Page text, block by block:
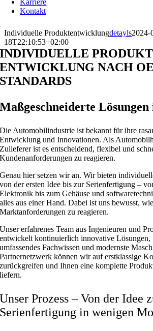
Karriere
Kontakt
Individuelle Produktentwicklungdetayls2024-
18T22:10:53+02:00
INDIVIDUELLE
ENTWICKLUNG NACH
STANDARDS
Maßgeschneiderte
Die Automobilindustrie ist bekannt für ihre
Entwicklung und Innovationen. Als
Zulieferer ist es entscheidend, flexibel und
Kundenanforderungen zu reagieren.
Genau hier setzen wir an. Wir bieten
von der ersten Idee bis zur Serienfertigung –
Elektronik bis zum Gehäuse und
alles aus einer Hand. Dabei ist uns bewusst,
Marktanforderungen zu reagieren.
Unser erfahrenes Team aus Ingenieuren und
entwickelt kontinuierlich innovative Lösungen,
umfassendes Fachwissen und modernste
Partnernetzwerk können wir auf erstklassige
zurückgreifen und Ihnen eine komplette
liefern.
Unser Prozess – Von der Idee
Serienfertigung in wenigen